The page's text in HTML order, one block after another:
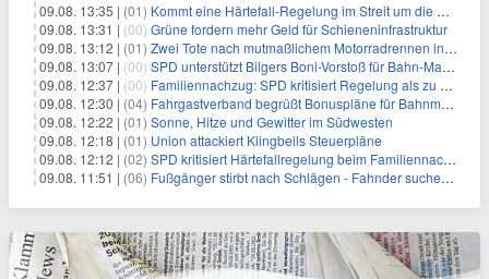
09.08. 13:35 | (01) Kommt eine Härtefall-Regelung im Streit um die Rente mit 63?
09.08. 13:31 | (00) Grüne fordern mehr Geld für Schieneninfrastruktur
09.08. 13:12 | (01) Zwei Tote nach mutmaßlichem Motorradrennen in Köln
09.08. 13:07 | (00) SPD unterstützt Bilgers Boni-Vorstoß für Bahn-Manager
09.08. 12:37 | (00) Familiennachzug: SPD kritisiert Regelung als zu streng
09.08. 12:30 | (04) Fahrgastverband begrüßt Bonuspläne für Bahnmanager
09.08. 12:22 | (01) Sonne, Hitze und Gewitter im Südwesten
09.08. 12:18 | (01) Union attackiert Klingbeils Steuerpläne
09.08. 12:12 | (02) SPD kritisiert Härtefallregelung beim Familiennachzug als zu streng
09.08. 11:51 | (06) Fußgänger stirbt nach Schlägen - Fahnder suchen Autofahrer